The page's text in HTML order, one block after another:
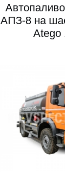
АПЗ-8 на
Atego